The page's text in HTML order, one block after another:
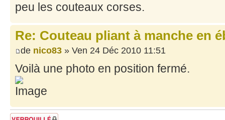
peu les couteaux corses.
Re: Couteau pliant à manche en
de nico83 » Ven 24 Déc 2010 11:51
Voilà une photo en position fermé.
Sujet verrouillé